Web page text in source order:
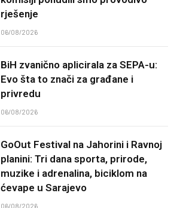
rješenje
06/08/2026
BiH zvanično aplicirala za SEPA-u:
Evo šta to znači za građane i
privredu
06/08/2026
GoOut Festival na Jahorini i Ravnoj
planini: Tri dana sporta, prirode,
muzike i adrenalina, biciklom na
ćevape u Sarajevo
06/08/2026